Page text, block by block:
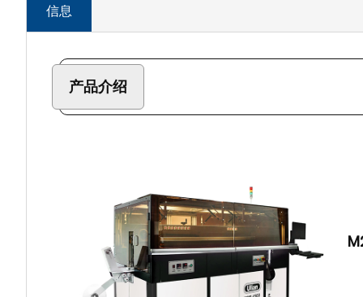
信息
产品介绍